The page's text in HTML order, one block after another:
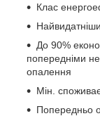
Клас
До 90%
попередніми
опалення
Мін.
Попередньо